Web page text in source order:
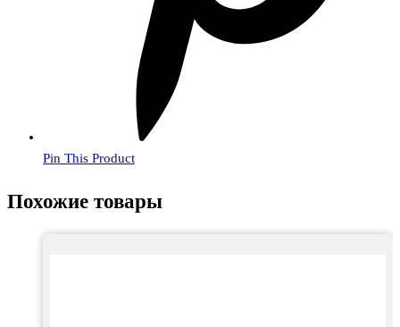
Pin This Product
Похожие товары